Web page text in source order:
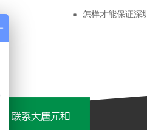
怎样才能保证深